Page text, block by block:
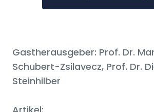
Gastherausgeber: Prof. Dr.
Schubert-Zsilavecz, Prof. Dr.
Steinhilber